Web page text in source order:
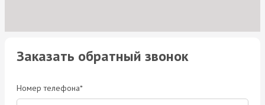
Заказать обратный звонок
Номер телефона*